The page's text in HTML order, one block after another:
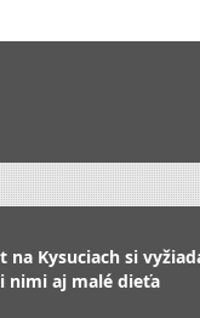
na Kysuciach si
nimi aj malé dieťa